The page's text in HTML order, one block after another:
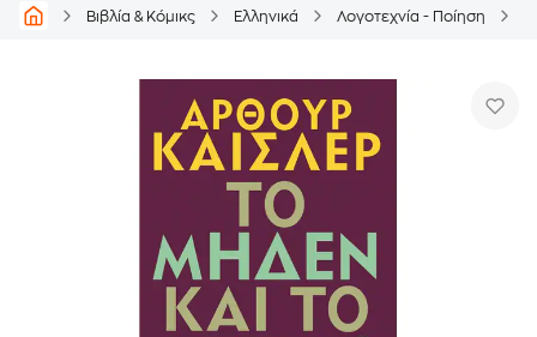
Βιβλία & Κόμικς Ελληνικά Λογοτεχνία - Ποίηση